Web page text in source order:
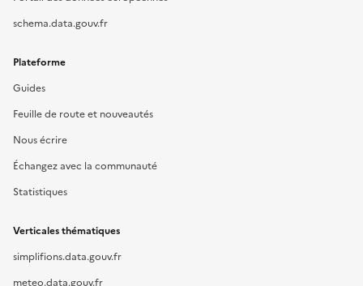
schema.data.gouv.fr
Plateforme
Guides
Feuille de route et nouveautés
Nous écrire
Échangez avec la communauté
Statistiques
Verticales thématiques
simplifions.data.gouv.fr
meteo.data.gouv.fr